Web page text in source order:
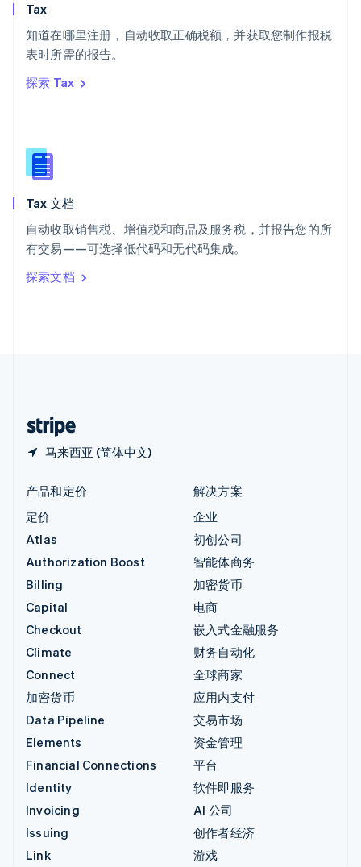
Tax
知道在哪里注册，自动收取正确税额，并获取您制作报税
表时所需的报告。
探索 Tax
Tax 文档
自动收取销售税、增值税和商品及服务税，并报告您的所
有交易——可选择低代码和无代码集成。
探索文档
马来西亚 (简体中文)
泰国
ไทยEnglish
English
English
新西兰
匈牙利
意大利
ItalianoEnglish
印度
English
产品和定价
定价
Atlas
Authorization Boost
Billing
Capital
Checkout
Climate
Connect
加密货币
Data Pipeline
Elements
Financial Connections
Identity
Invoicing
Issuing
Link
解决方案
企业
初创公司
智能体商务
加密货币
电商
嵌入式金融服务
财务自动化
全球商家
应用内支付
交易市场
资金管理
平台
软件即服务
AI 公司
创作者经济
游戏